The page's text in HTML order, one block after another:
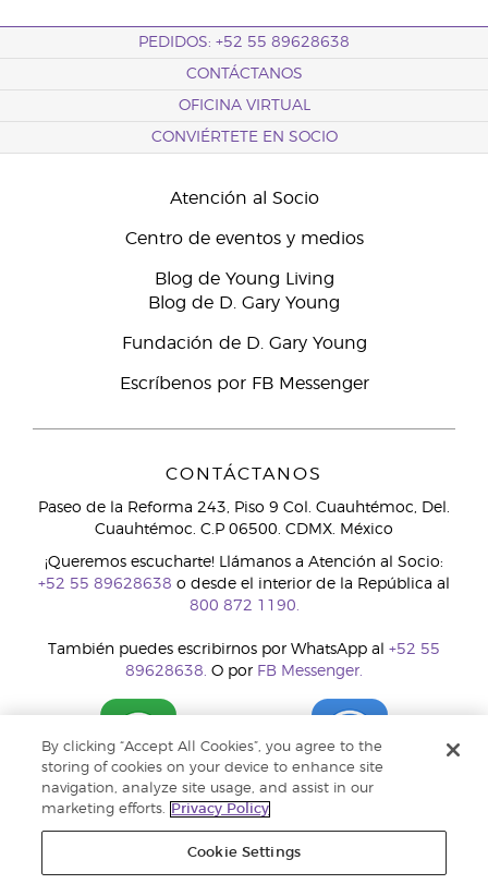
PEDIDOS: +52 55 89628638
CONTÁCTANOS
OFICINA VIRTUAL
CONVIÉRTETE EN SOCIO
Atención al Socio
Centro de eventos y medios
Blog de Young Living
Blog de D. Gary Young
Fundación de D. Gary Young
Escríbenos por FB Messenger
CONTÁCTANOS
Paseo de la Reforma 243, Piso 9 Col. Cuauhtémoc, Del.
Cuauhtémoc. C.P 06500. CDMX. México
¡Queremos escucharte! Llámanos a Atención al Socio:
+52 55 89628638 o desde el interior de la República al
800 872 1190.
También puedes escribirnos por WhatsApp al +52 55
89628638. O por FB Messenger.
By clicking “Accept All Cookies”, you agree to the
storing of cookies on your device to enhance site
navigation, analyze site usage, and assist in our
marketing efforts.
Privacy Policy
Cookie Settings